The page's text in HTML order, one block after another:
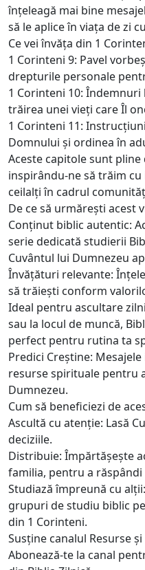
înțeleagă mai bine
să le aplice în viața de zi
Ce vei învăța din 1
1 Corinteni 9: Pavel
drepturile personale
1 Corinteni 10:
trăirea unei vieți care Îl
1 Corinteni 11:
Domnului și ordinea în
Aceste capitole sunt
inspirându-ne să trăim
ceilalți în cadrul
De ce să urmărești acest
Conținut biblic autentic:
serie dedicată studierii
Cuvântul lui Dumnezeu
Învățături relevante:
să trăiești conform
Ideal pentru ascultare
sau la locul de muncă,
perfect pentru rutina ta
Predici Creștine:
resurse spirituale pentru
Dumnezeu.
Cum să beneficiezi de
Ascultă cu atenție: Lasă
deciziile.
Distribuie: Împărtășește
familia, pentru a
Studiază împreună cu
grupuri de studiu biblic
din 1 Corinteni.
Susține canalul Resurse
Abonează-te la canal